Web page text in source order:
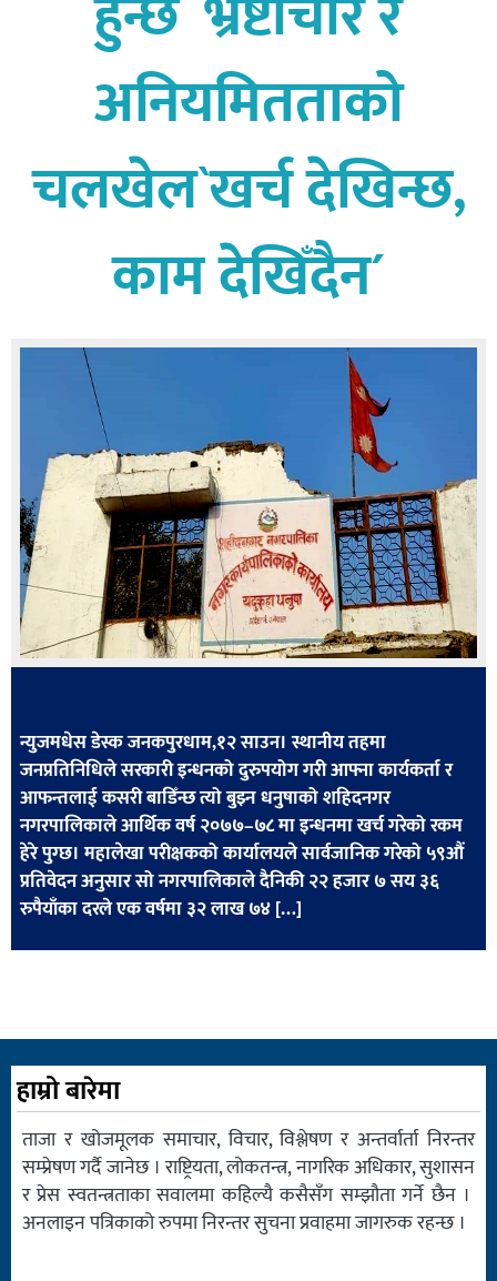
सुदूरपश्चिम
विशेष
अन्तराष्ट्रिय
अर्थ
खेलकुद
मनोरञ्जन
/
भिडियो
समाज
शिक्षा
विचार
स्वास्थ्य
अनियमितताको
चलखेल`खर्च देखिन्छ,
काम देखिँदैन´
न्युजमधेस डेस्क जनकपुरधाम,१२ साउन। स्थानीय तहमा
जनप्रतिनिधिले सरकारी इन्धनको दुरुपयोग गरी आफ्ना कार्यकर्ता र
आफन्तलाई कसरी बाडिँन्छ त्यो बुझ्न धनुषाको शहिदनगर
नगरपालिकाले आर्थिक वर्ष २०७७–७८ मा इन्धनमा खर्च गरेको रकम
हेरे पुग्छ। महालेखा परीक्षकको कार्यालयले सार्वजानिक गरेको ५९औं
प्रतिवेदन अनुसार सो नगरपालिकाले दैनिकी २२ हजार ७ सय ३६
रुपैयाँका दरले एक वर्षमा ३२ लाख ७४ […]
हाम्रो बारेमा
ताजा र खोजमूलक समाचार, विचार, विश्लेषण र अन्तर्वार्ता निरन्तर
सम्प्रेषण गर्दै जानेछ । राष्ट्रियता, लोकतन्त्र, नागरिक अधिकार, सुशासन
र प्रेस स्वतन्त्रताका सवालमा कहिल्यै कसैसँग सम्झौता गर्ने छैन ।
अनलाइन पत्रिकाको रुपमा निरन्तर सुचना प्रवाहमा जागरुक रहन्छ ।